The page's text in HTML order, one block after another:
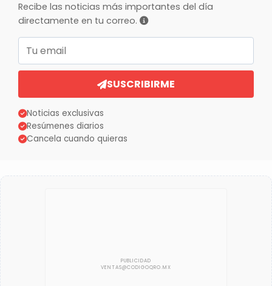
Recibe las noticias más importantes del día
directamente en tu correo.
Correo electrónico
SUSCRIBIRME
Noticias exclusivas
Resúmenes diarios
Cancela cuando quieras